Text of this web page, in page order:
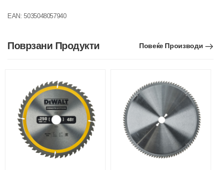
EAN:5035048057940
Поврзани Продукти Повеќе Производи